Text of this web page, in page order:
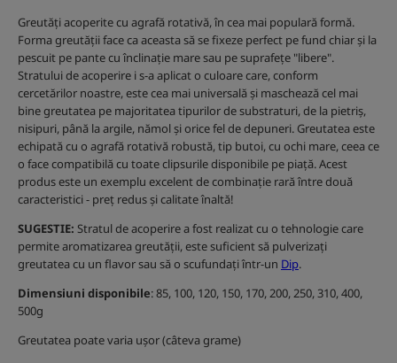
Greutăți acoperite cu agrafă rotativă, în cea mai populară formă.
Forma greutății face ca aceasta să se fixeze perfect pe fund chiar și la
pescuit pe pante cu înclinație mare sau pe suprafețe "libere".
Stratului de acoperire i s-a aplicat o culoare care, conform
cercetărilor noastre, este cea mai universală și maschează cel mai
bine greutatea pe majoritatea tipurilor de substraturi, de la pietriș,
nisipuri, până la argile, nămol și orice fel de depuneri. Greutatea este
echipată cu o agrafă rotativă robustă, tip butoi, cu ochi mare, ceea ce
o face compatibilă cu toate clipsurile disponibile pe piață. Acest
produs este un exemplu excelent de combinație rară între două
caracteristici - preț redus și calitate înaltă!
SUGESTIE: Stratul de acoperire a fost realizat cu o tehnologie care
permite aromatizarea greutății, este suficient să pulverizați
greutatea cu un flavor sau să o scufundați într-un Dip.
Dimensiuni disponibile: 85, 100, 120, 150, 170, 200, 250, 310, 400,
500g
Greutatea poate varia ușor (câteva grame)